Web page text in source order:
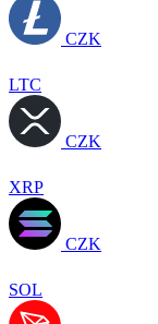
CZK
LTC
CZK
XRP
CZK
SOL